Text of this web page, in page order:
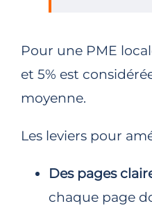
Pour une PME
et 5% est
moyenne.​
Les leviers pour
Des pages
chaque page